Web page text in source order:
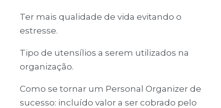
Ter mais qualidade de vida evitando o
estresse.
Tipo de utensílios a serem utilizados na
organização.
Como se tornar um Personal Organizer de
sucesso: incluído valor a ser cobrado pelo